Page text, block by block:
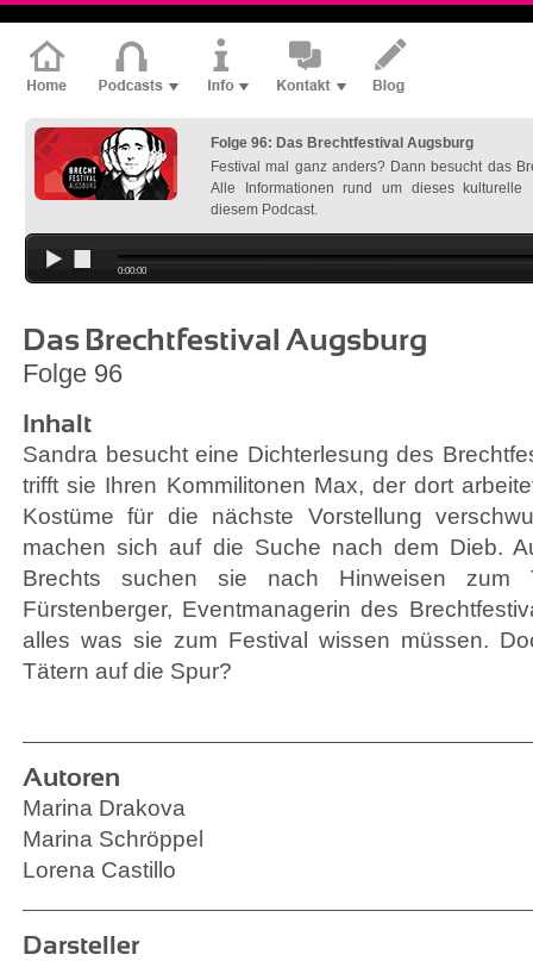
Folge 96: Das Brechtfestival Augsburg
Festival mal ganz anders? Dann besucht das
Alle Informationen rund um dieses
diesem Podcast.
0:00:00
Das Brechtfestival Augsburg
Folge 96
Inhalt
Sandra besucht eine Dichterlesung des
trifft sie Ihren Kommilitonen Max, der dort
Kostüme für die nächste Vorstellung
machen sich auf die Suche nach dem Dieb.
Brechts suchen sie nach Hinweisen zum
Fürstenberger, Eventmanagerin des
alles was sie zum Festival wissen müssen.
Tätern auf die Spur?
Autoren
Marina Drakova
Marina Schröppel
Lorena Castillo
Darsteller